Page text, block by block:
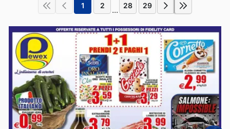
1 2 ... 28 29